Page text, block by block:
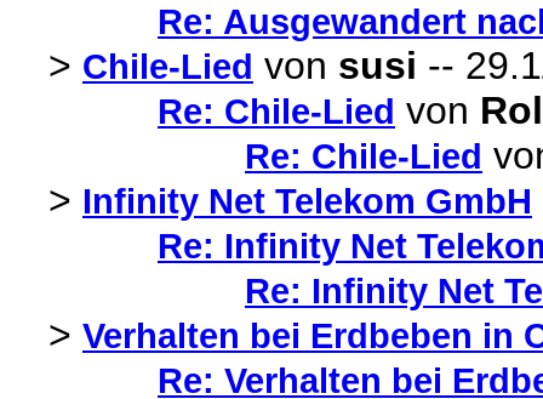
Re: Ausgewandert
> Chile-Lied von susi --
Re: Chile-Lied von
Re: Chile-Lied
> Infinity Net Telekom GmbH
Re: Infinity Net
Re: Infinity Net
> Verhalten bei Erdbeben in
Re: Verhalten bei